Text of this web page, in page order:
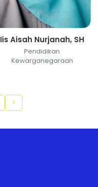
Iis Aisah Nurjanah, SH
Pendidikan
Kewarganegaraan
>